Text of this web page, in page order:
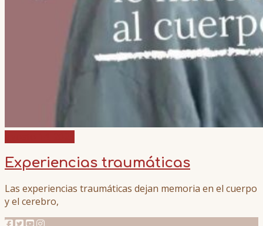
Experiencias traumáticas
Las experiencias traumáticas dejan memoria en el cuerpo
y el cerebro,